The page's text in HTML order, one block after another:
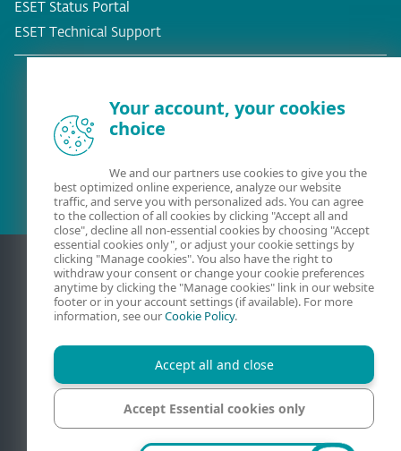
ESET Status Portal
ESET Technical Support
Kontakt Personvern
Juridisk informasjon
Rapporter sårbarheter
Nettstedskart
Your account, your cookies
choice
We and our partners use cookies to give you the
best optimized online experience, analyze our website
traffic, and serve you with personalized ads. You can agree
to the collection of all cookies by clicking "Accept all and
close", decline all non-essential cookies by choosing "Accept
essential cookies only", or adjust your cookie settings by
clicking "Manage cookies". You also have the right to
withdraw your consent or change your cookie preferences
anytime by clicking the "Manage cookies" link in our website
footer or in your account settings (if available). For more
information, see ourCookie Policy.
Accept all and close
Accept Essential cookies only